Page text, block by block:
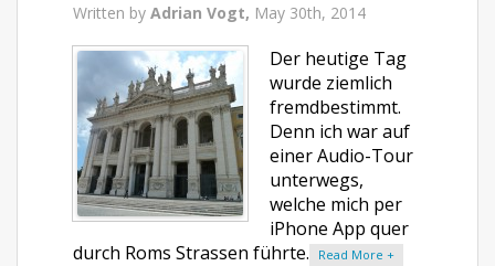
Written by Adrian Vogt, May 30th, 2014
Der heutige Tag
wurde ziemlich
fremdbestimmt.
Denn ich war auf
einer Audio-Tour
unterwegs,
welche mich per
iPhone App quer
durch Roms Strassen führte.
Read More +